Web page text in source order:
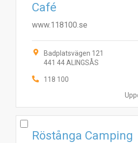
Café
www.118100.se
Badplatsvägen 121
441 44 ALINGSÅS
118 100
Röstånga Camping